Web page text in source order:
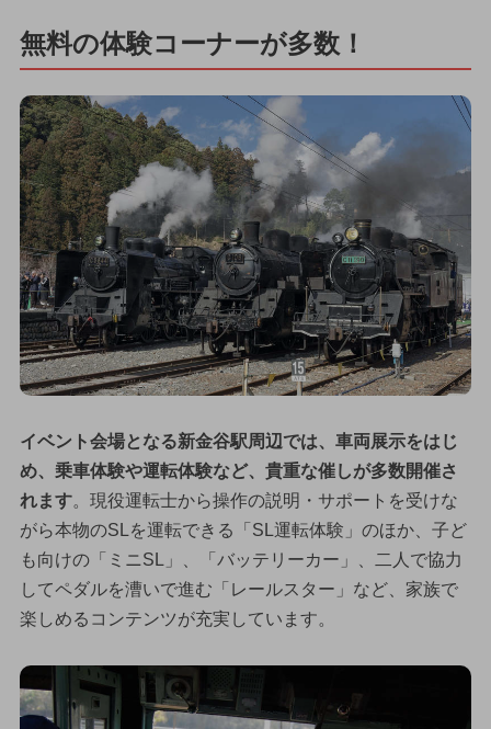
無料の体験コーナーが多数！
イベント会場となる新金谷駅周辺では、車両展示をはじ
め、乗車体験や運転体験など、貴重な催しが多数開催さ
れます。現役運転士から操作の説明・サポートを受けな
がら本物のSLを運転できる「SL運転体験」のほか、子ど
も向けの「ミニSL」、「バッテリーカー」、二人で協力
してペダルを漕いで進む「レールスター」など、家族で
楽しめるコンテンツが充実しています。